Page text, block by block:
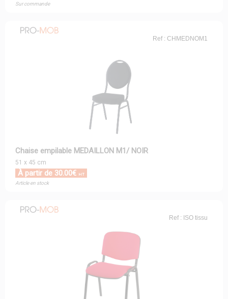
Sur commande
Ref : CHMEDNOM1
Chaise empilable MEDAILLON M1/ NOIR
51 x 45 cm
À partir de 30.00€ HT
Article en stock
Ref : ISO tissu